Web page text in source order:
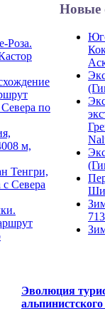
Роза.
по
м,
Тенгри,
Севера
Новые
Эволюция